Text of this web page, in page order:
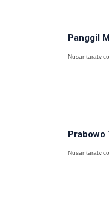
Panggil
Prabowo